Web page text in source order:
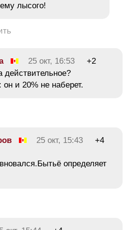
лысого!
25 окт, 16:53
+2
он и 20% не наберет.
25 окт, 15:43 +4
определяет